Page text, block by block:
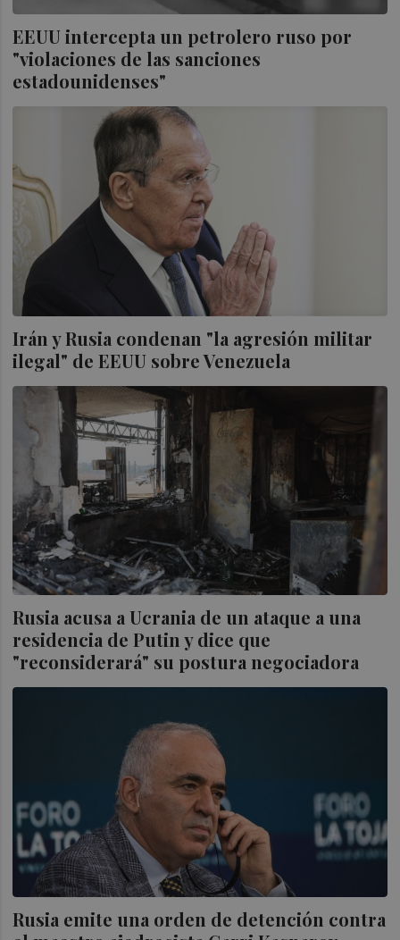
EEUU intercepta un petrolero ruso por
"violaciones de las sanciones
estadounidenses"
Irán y Rusia condenan "la agresión militar
ilegal" de EEUU sobre Venezuela
Rusia acusa a Ucrania de un ataque a una
residencia de Putin y dice que
"reconsiderará" su postura negociadora
Rusia emite una orden de detención contra